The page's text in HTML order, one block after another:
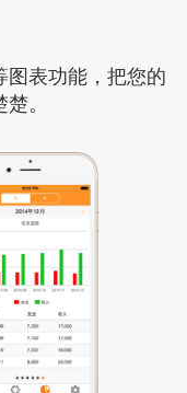
图表功能，把您的
。